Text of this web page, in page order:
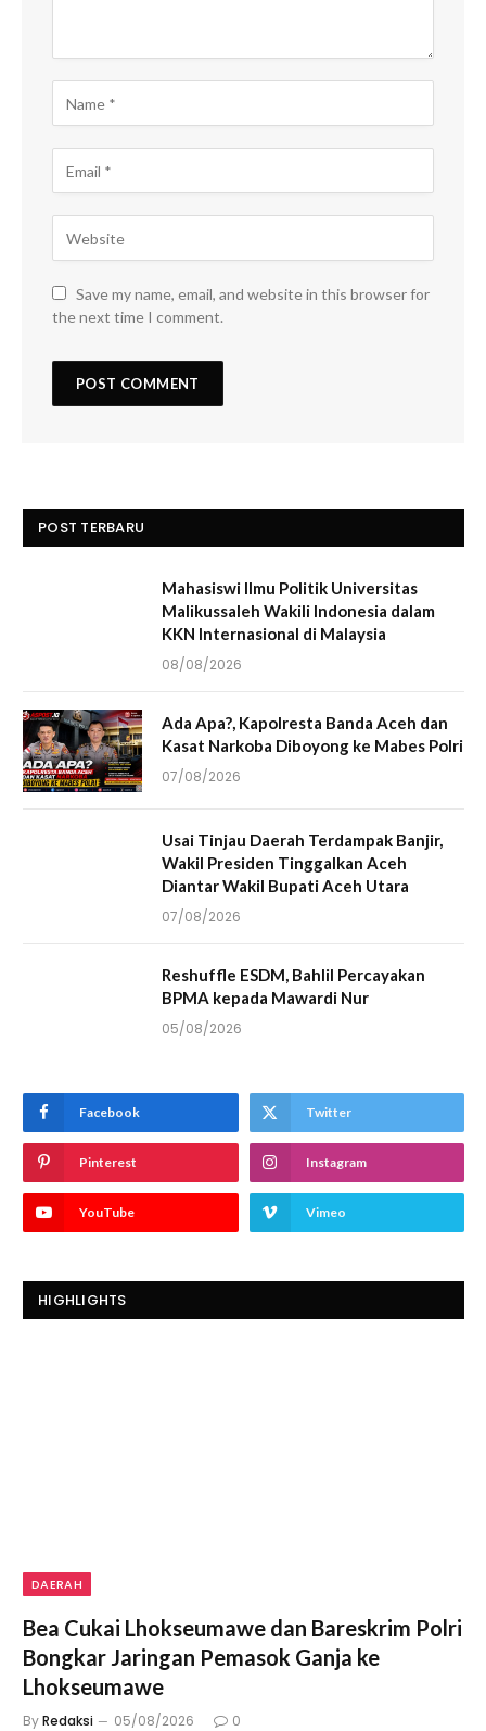
Save my name, email, and website in this browser for
the next time I comment.
POST TERBARU
Mahasiswi Ilmu Politik Universitas
Malikussaleh Wakili Indonesia dalam
KKN Internasional di Malaysia
08/08/2026
Ada Apa?, Kapolresta Banda Aceh dan
Kasat Narkoba Diboyong ke Mabes Polri
07/08/2026
Usai Tinjau Daerah Terdampak Banjir,
Wakil Presiden Tinggalkan Aceh
Diantar Wakil Bupati Aceh Utara
07/08/2026
Reshuffle ESDM, Bahlil Percayakan
BPMA kepada Mawardi Nur
05/08/2026
Facebook Twitter
Pinterest Instagram
YouTube Vimeo
HIGHLIGHTS
DAERAH
Bea Cukai Lhokseumawe dan Bareskrim Polri
Bongkar Jaringan Pemasok Ganja ke
Lhokseumawe
ByRedaksi 05/08/2026 0